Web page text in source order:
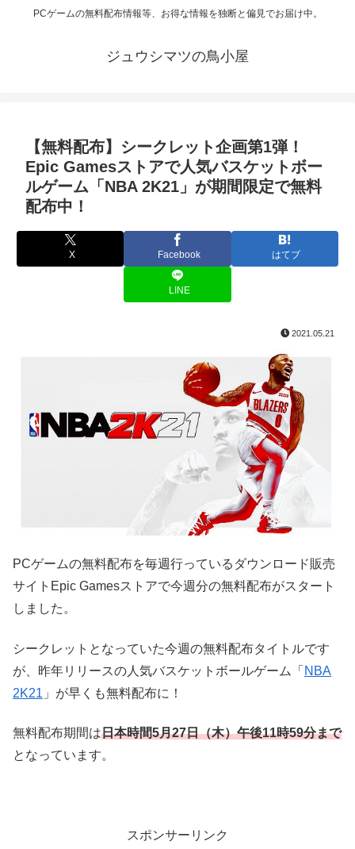
PCゲームの無料配布情報等、お得な情報を独断と偏見でお届け中。
ジュウシマツの鳥小屋
【無料配布】シークレット企画第1弾！
Epic Gamesストアで人気バスケットボー
ルゲーム「NBA 2K21」が期間限定で無料
配布中！
X Facebook はてブ
LINE
2021.05.21
PCゲームの無料配布を毎週行っているダウンロード販売
サイトEpic Gamesストアで今週分の無料配布がスタート
しました。
シークレットとなっていた今週の無料配布タイトルです
が、昨年リリースの人気バスケットボールゲーム「 NBA
2K21 」が早くも無料配布に！
無料配布期間は日本時間5月27日（木）午後11時59分まで
となっています。
スポンサーリンク